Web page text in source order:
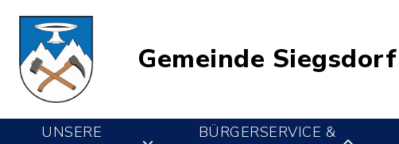
Gemeinde Siegsdorf
UNSERE
BÜRGERSERVICE &